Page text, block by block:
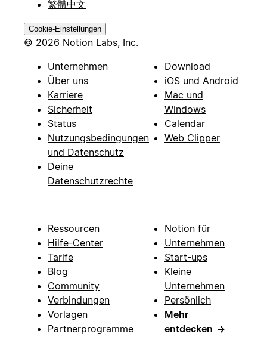
繁體中文
Cookie-Einstellungen
© 2026 Notion Labs, Inc.
Unternehmen
Über uns
Karriere
Sicherheit
Status
Nutzungsbedingungen
und Datenschutz
Deine
Datenschutzrechte
Download
iOS und Android
Mac und
Windows
Calendar
Web Clipper
Ressourcen
Hilfe-Center
Tarife
Blog
Community
Verbindungen
Vorlagen
Partnerprogramme
Notion für
Unternehmen
Start-ups
Kleine
Unternehmen
Persönlich
Mehr
entdecken →